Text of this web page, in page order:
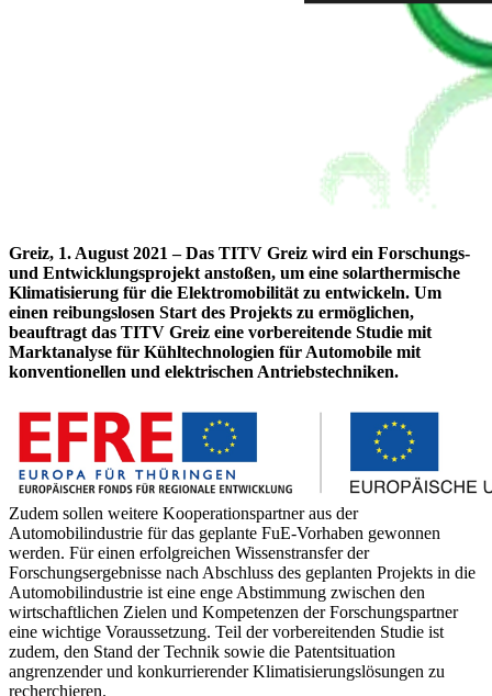
Greiz, 1. August 2021 – Das TITV Greiz wird ein Forschungs-
und Entwicklungsprojekt anstoßen, um eine solarthermische
Klimatisierung für die Elektromobilität zu entwickeln. Um
einen reibungslosen Start des Projekts zu ermöglichen,
beauftragt das TITV Greiz eine vorbereitende Studie mit
Marktanalyse für Kühltechnologien für Automobile mit
konventionellen und elektrischen Antriebstechniken.
Zudem sollen weitere Kooperationspartner aus der
Automobilindustrie für das geplante FuE-Vorhaben gewonnen
werden. Für einen erfolgreichen Wissenstransfer der
Forschungsergebnisse nach Abschluss des geplanten Projekts in die
Automobilindustrie ist eine enge Abstimmung zwischen den
wirtschaftlichen Zielen und Kompetenzen der Forschungspartner
eine wichtige Voraussetzung. Teil der vorbereitenden Studie ist
zudem, den Stand der Technik sowie die Patentsituation
angrenzender und konkurrierender Klimatisierungslösungen zu
recherchieren.